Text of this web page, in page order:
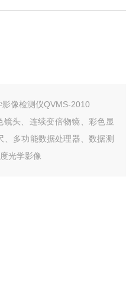
像检测仪QVMS-2010
头、连续变倍物镜、彩色显
多功能数据处理器、数据测
光学影像